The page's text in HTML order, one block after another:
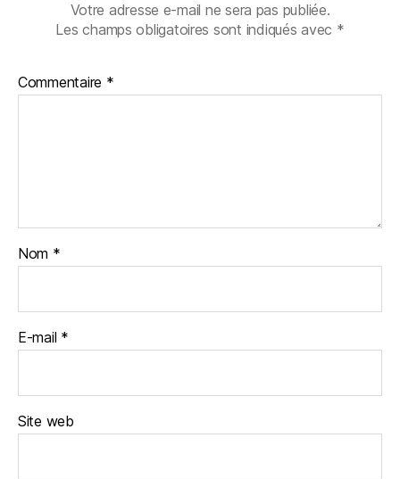
Votre adresse e-mail ne sera pas publiée.
Les champs obligatoires sont indiqués avec *
Commentaire *
Nom *
E-mail *
Site web